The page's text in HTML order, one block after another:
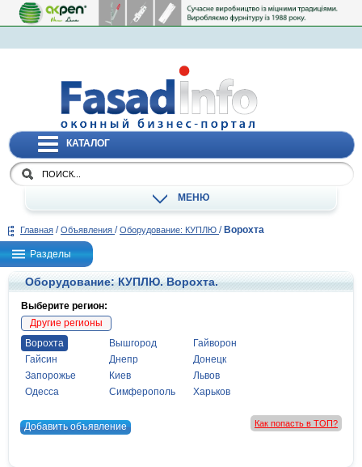
КАТАЛОГ
МЕНЮ
Главная / Объявления / Оборудование: КУПЛЮ / Ворохта
Разделы
Оборудование: КУПЛЮ. Ворохта.
Выберите регион:
Другие регионы
Ворохта
Вышгород
Гайворон
Гайсин
Днепр
Донецк
Запорожье
Киев
Львов
Одесса
Симферополь Харьков
Добавить объявление Как попасть в ТОП?